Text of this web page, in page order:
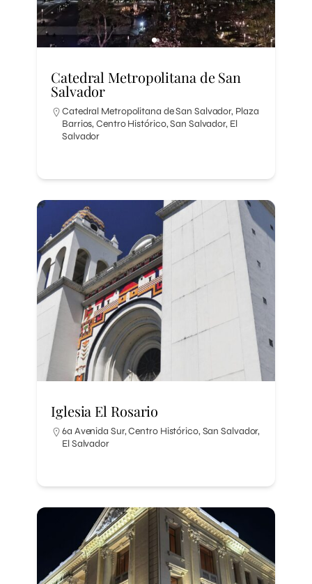
Catedral Metropolitana de San
Salvador
Catedral Metropolitana de San Salvador, Plaza
Barrios, Centro Histórico, San Salvador, El
Salvador
Iglesia El Rosario
6a Avenida Sur, Centro Histórico, San Salvador,
El Salvador